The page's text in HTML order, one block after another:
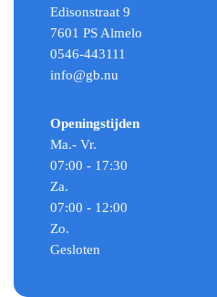
Edisonstraat 9
7601 PS Almelo
0546-443111
info@gb.nu
Openingstijden
Ma.- Vr.
07:00 - 17:30
Za.
07:00 - 12:00
Zo.
Gesloten